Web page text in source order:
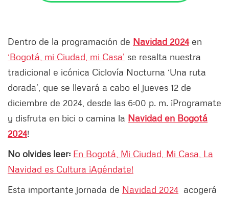
Dentro de la programación de Navidad 2024en
‘Bogotá, mi Ciudad, mi Casa’ se resalta nuestra
tradicional e icónica Ciclovía Nocturna ‘Una ruta
dorada’, que se llevará a cabo el jueves 12 de
diciembre de 2024, desde las 6:00 p. m. ¡Programate
y disfruta en bici o camina la Navidad en Bogotá
2024!
No olvides leer: En Bogotá, Mi Ciudad, Mi Casa, La
Navidad es Cultura ¡Agéndate!
Esta importante jornada de Navidad 2024 acogerá